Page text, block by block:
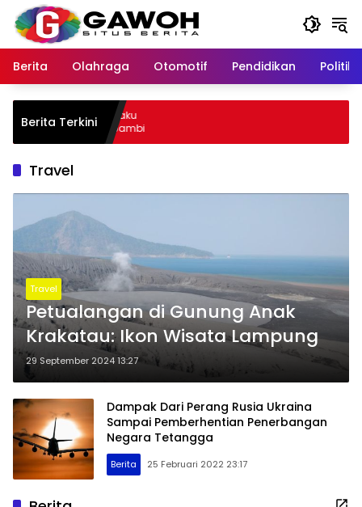
Langsung
konten
Berita
Olahraga Otomotif Pendidikan Politik
Berita Terkini
Kota Tangkap Pelaku
Kabur ke Jambi
Travel
Travel
Petualangan di Gunung Anak
Krakatau: Ikon Wisata Lampung
29 September 2024 13:27
Dampak Dari Perang Rusia Ukraina
Sampai Pemberhentian Penerbangan
Negara Tetangga
Berita 25 Februari 2022 23:17